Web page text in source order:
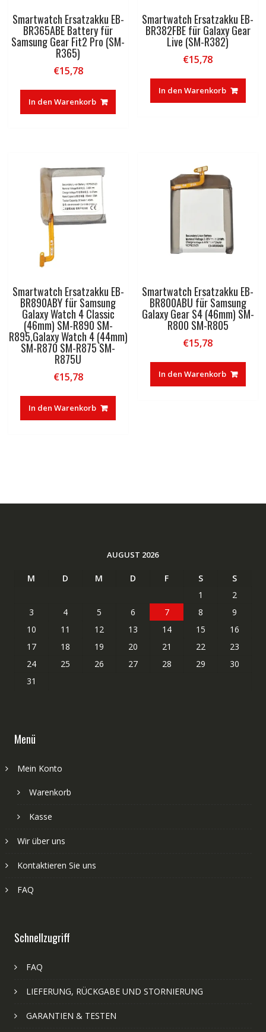
Smartwatch Ersatzakku EB-
BR365ABE Battery für
Samsung Gear Fit2 Pro (SM-
R365)
€15,78
In den Warenkorb
Smartwatch Ersatzakku EB-
BR382FBE für Galaxy Gear
Live (SM-R382)
€15,78
In den Warenkorb
Smartwatch Ersatzakku EB-
BR890ABY für Samsung
Galaxy Watch 4 Classic
(46mm) SM-R890 SM-
R895,Galaxy Watch 4 (44mm)
SM-R870 SM-R875 SM-
R875U
€15,78
In den Warenkorb
Smartwatch Ersatzakku EB-
BR800ABU für Samsung
Galaxy Gear S4 (46mm) SM-
R800 SM-R805
€15,78
In den Warenkorb
AUGUST 2026
M D M D F S
S
1
2
3
4 5 6 7 8
9
10
11 12 13 14 15
16
17
18 19 20 21 22
23
24
25 26 27 28 29
30
31
Menü
Mein Konto
Warenkorb
Kasse
Wir über uns
Kontaktieren Sie uns
FAQ
Schnellzugriff
FAQ
LIEFERUNG, RÜCKGABE UND STORNIERUNG
GARANTIEN & TESTEN